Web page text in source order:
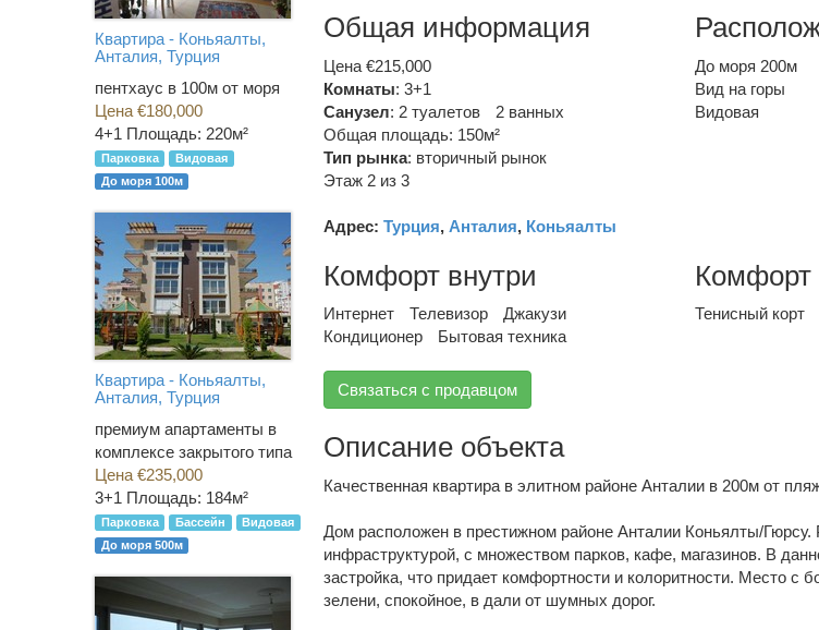
Общая информация
Цена €215,000
Комнаты: 3+1
Санузел: 2 туалетов
2 ванных
Общая площадь: 150м²
Тип рынка: вторичный рынок
Этаж 2 из 3
Адрес: Турция, Анталия, Коньяалты
До моря 200м
Вид на горы
Видовая
Комфорт внутри
Интернет Телевизор
Джакузи
Кондиционер
Бытовая техника
Комфорт
Тенисный корт
Связаться с продавцом
Описание объекта
Качественная квартира в элитном районе Анталии в 200м от
Дом расположен в престижном районе Анталии Коньялты/Гюрсу.
инфраструктурой, с множеством парков, кафе, магазинов. В
застройка, что придает комфортности и колоритности. Место с
зелени, спокойное, в дали от шумных дорог.
Квартира - Коньяалты,
Анталия, Турция
пентхаус в 100м от моря
Цена €180,000
4+1 Площадь: 220м²
Парковка
Видовая
До моря 100м
Квартира - Коньяалты,
Анталия, Турция
премиум апартаменты в
комплексе закрытого типа
Цена €235,000
3+1 Площадь: 184м²
Парковка Бассейн
Видовая
До моря 500м